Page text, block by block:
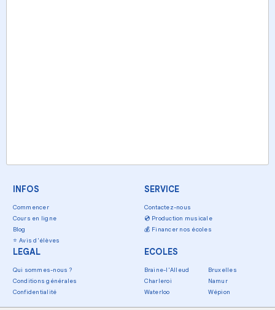
INFOS
Commencer
Cours en ligne
Blog
⭐ Avis d'élèves
SERVICE
Contactez-nous
💿 Production musicale
💰 Financer nos écoles
LEGAL
Qui sommes-nous ?
Conditions générales
Confidentialité
ECOLES
Braine-l'Alleud
Bruxelles
Charleroi
Namur
Waterloo
Wépion